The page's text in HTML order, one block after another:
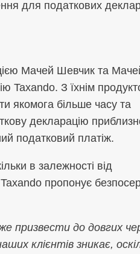
для податкових
Мачей Шевчик та
Taxando. З їхнім
якомога більше часу та
декларацію
податковий платіж.
в залежності від
пропонує
призвести до довгих
клієнтів зникає,